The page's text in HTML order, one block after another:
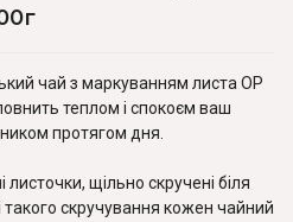
чай з маркуванням листа ОР
теплом і спокоєм ваш
протягом дня.
щільно скручені біля
скручування кожен чайний